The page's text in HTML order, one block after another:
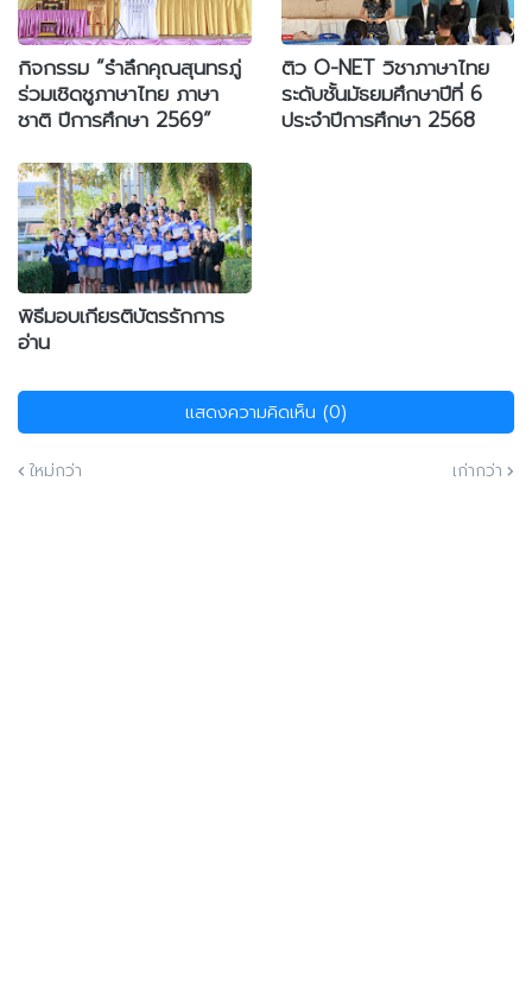
กิจกรรม “รำลึกคุณสุนทรภู่
ร่วมเชิดชูภาษาไทย ภาษา
ชาติ ปีการศึกษา 2569”
ติว O-NET วิชาภาษาไทย
ระดับชั้นมัธยมศึกษาปีที่ 6
ประจำปีการศึกษา 2568
พิธีมอบเกียรติบัตรรักการ
อ่าน
แสดงความคิดเห็น (0)
ใหม่กว่า เก่ากว่า